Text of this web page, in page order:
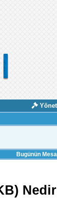
Bugünün